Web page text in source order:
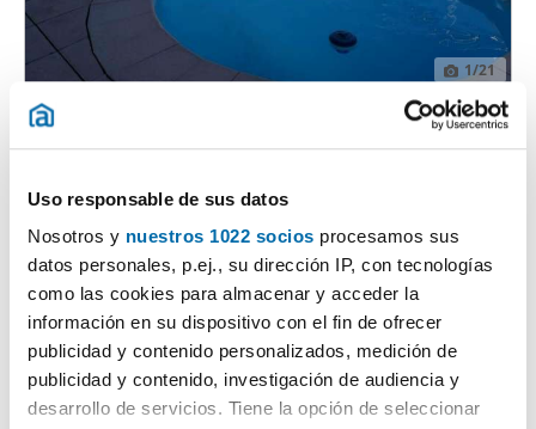
Uso responsable de sus datos
Nosotros y nuestros 1022 socios procesamos sus
datos personales, p.ej., su dirección IP, con tecnologías
como las cookies para almacenar y acceder la
información en su dispositivo con el fin de ofrecer
publicidad y contenido personalizados, medición de
publicidad y contenido, investigación de audiencia y
desarrollo de servicios. Tiene la opción de seleccionar
1/21
450€
60m2 2 Hab 1 Baño
Llamar
Contactar
PREMIUM